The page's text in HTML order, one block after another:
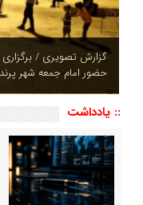
چشم نوازی بوستان های
تصاویر
:: یادداشت